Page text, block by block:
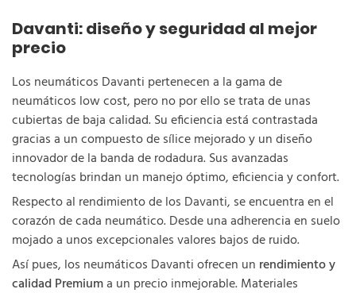
Davanti: diseño y seguridad al mejor
precio
Los neumáticos Davanti pertenecen a la gama de
neumáticos low cost, pero no por ello se trata de unas
cubiertas de baja calidad. Su eficiencia está contrastada
gracias a un compuesto de sílice mejorado y un diseño
innovador de la banda de rodadura. Sus avanzadas
tecnologías brindan un manejo óptimo, eficiencia y confort.
Respecto al rendimiento de los Davanti, se encuentra en el
corazón de cada neumático. Desde una adherencia en suelo
mojado a unos excepcionales valores bajos de ruido.
Así pues, los neumáticos Davanti ofrecen un rendimiento y
calidad Premiuma un precio inmejorable. Materiales